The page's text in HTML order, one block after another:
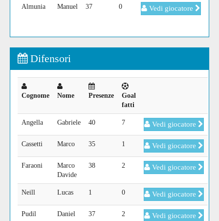
Almunia Manuel 37 0 Vedi giocatore
Difensori
Cognome Nome Presenze
Goal
fatti
Angella Gabriele 40 7 Vedi giocatore
Cassetti Marco 35 1 Vedi giocatore
Faraoni
Marco
Davide
38 2 Vedi giocatore
Neill Lucas 1 0 Vedi giocatore
Pudil Daniel 37 2 Vedi giocatore